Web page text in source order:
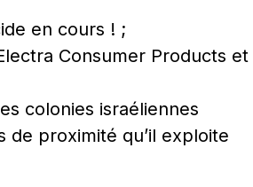
en cours ! ;
Consumer Products et
colonies israéliennes
de proximité qu’il exploite